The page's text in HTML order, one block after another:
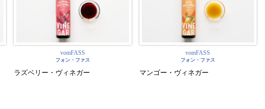
vomFASS
フォン・ファス
ラズベリー・ヴィネガー
vomFASS
フォン・ファス
マンゴー・ヴィネガー